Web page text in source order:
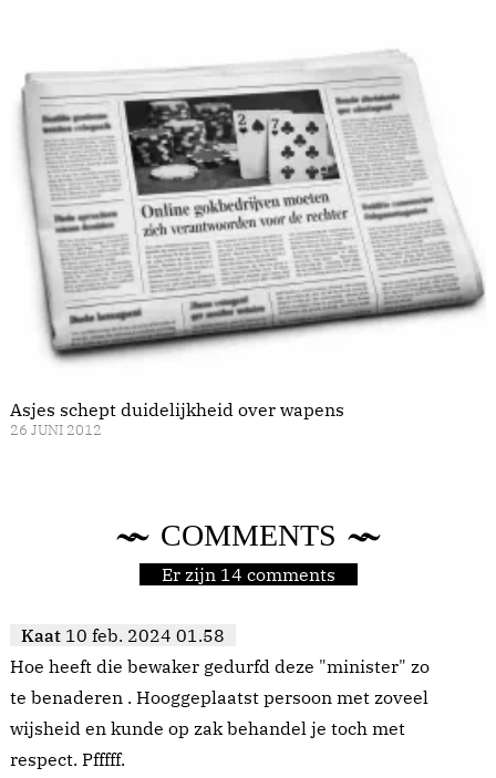
Asjes schept duidelijkheid over wapens
26 JUNI 2012
COMMENTS
Er zijn 14 comments
Kaat 10 feb. 2024 01.58
Hoe heeft die bewaker gedurfd deze "minister" zo
te benaderen . Hooggeplaatst persoon met zoveel
wijsheid en kunde op zak behandel je toch met
respect. Pfffff.